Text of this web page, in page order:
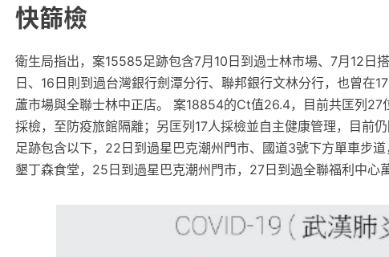
快篩檢
衛生局指出，案15585足跡包含7月10日到過士林市場、7月12日
日、16日則到過台灣銀行劍潭分行、聯邦銀行文林分行，也曾在
蘆市場與全聯士林中正店。 案18854的Ct值26.4，目前共匡列27
採檢，至防疫旅館隔離；另匡列17人採檢並自主健康管理，目前
足跡包含以下，22日到過星巴克潮州門市、國道3號下方單車步
墾丁森食堂，25日到過星巴克潮州門市，27日到過全聯福利中心